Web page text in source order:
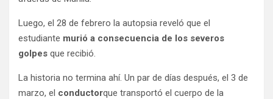
Luego, el 28 de febrero la autopsia reveló que el
estudiante murió a consecuencia de los severos
golpes que recibió.
La historia no termina ahí. Un par de días después, el 3 de
marzo, el conductorque transportó el cuerpo de la